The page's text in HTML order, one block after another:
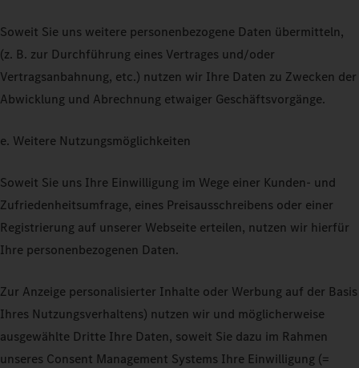
Soweit Sie uns weitere personenbezogene Daten übermitteln,
(z. B. zur Durchführung eines Vertrages und/oder
Vertragsanbahnung, etc.) nutzen wir Ihre Daten zu Zwecken der
Abwicklung und Abrechnung etwaiger Geschäftsvorgänge.
e. Weitere Nutzungsmöglichkeiten
Soweit Sie uns Ihre Einwilligung im Wege einer Kunden- und
Zufriedenheitsumfrage, eines Preisausschreibens oder einer
Registrierung auf unserer Webseite erteilen, nutzen wir hierfür
Ihre personenbezogenen Daten.
Zur Anzeige personalisierter Inhalte oder Werbung auf der Basis
Ihres Nutzungsverhaltens) nutzen wir und möglicherweise
ausgewählte Dritte Ihre Daten, soweit Sie dazu im Rahmen
unseres Consent Management Systems Ihre Einwilligung (=